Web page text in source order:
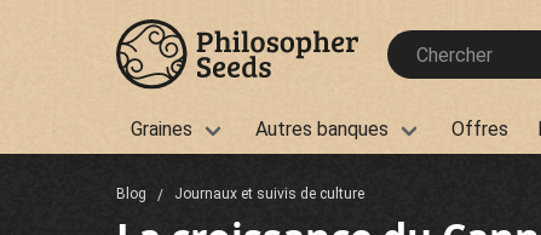
Graines Autres banques Offres
Blog Journaux et suivis de culture